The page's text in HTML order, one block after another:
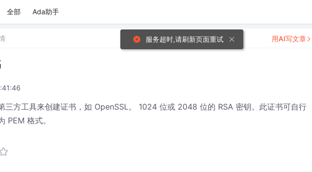
全部 Ada助手
三方工具来创建证书，如 OpenSSL。 1024 位或 2048 位的 RSA 密钥。此证书可自行
PEM 格式。
用AI写文章
服务超时,请刷新页面重试